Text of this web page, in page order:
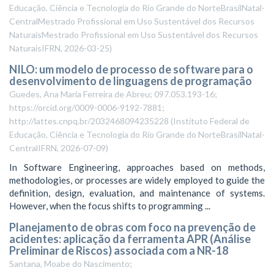
Educação, Ciência e Tecnologia do Rio Grande do NorteBrasilNatal-
CentralMestrado Profissional em Uso Sustentável dos Recursos
NaturaisMestrado Profissional em Uso Sustentável dos Recursos
NaturaisIFRN, 2026-03-25)
NILO: um modelo de processo de software para o
desenvolvimento de linguagens de programação
Guedes, Ana Maria Ferreira de Abreu; 097.053.193-16;
https://orcid.org/0009-0006-9192-7881;
http://lattes.cnpq.br/2032468094235228 (Instituto Federal de
Educação, Ciência e Tecnologia do Rio Grande do NorteBrasilNatal-
CentralIFRN, 2026-07-09)
In Software Engineering, approaches based on methods,
methodologies, or processes are widely employed to guide the
definition, design, evaluation, and maintenance of systems.
However, when the focus shifts to programming ...
Planejamento de obras com foco na prevenção de
acidentes: aplicação da ferramenta APR (Análise
Preliminar de Riscos) associada com a NR-18
Santana, Moabe do Nascimento;